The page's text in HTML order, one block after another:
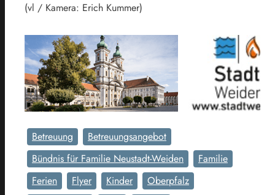
(vl / Kamera: Erich Kummer)
Betreuung
Betreuungsangebot
Bündnis für Familie Neustadt-Weiden
Familie
Ferien
Flyer Kinder
Oberpfalz